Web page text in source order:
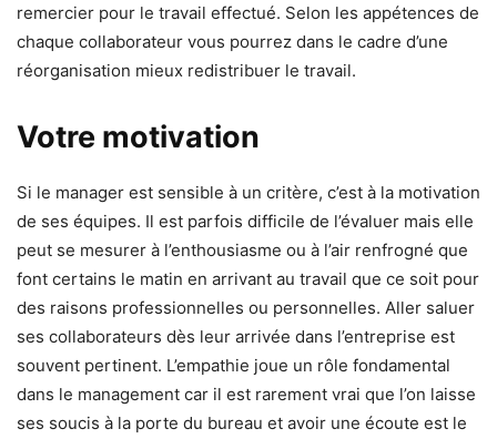
remercier pour le travail effectué. Selon les appétences de
chaque collaborateur vous pourrez dans le cadre d’une
réorganisation mieux redistribuer le travail.
Votre motivation
Si le manager est sensible à un critère, c’est à la motivation
de ses équipes. Il est parfois difficile de l’évaluer mais elle
peut se mesurer à l’enthousiasme ou à l’air renfrogné que
font certains le matin en arrivant au travail que ce soit pour
des raisons professionnelles ou personnelles. Aller saluer
ses collaborateurs dès leur arrivée dans l’entreprise est
souvent pertinent. L’empathie joue un rôle fondamental
dans le management car il est rarement vrai que l’on laisse
ses soucis à la porte du bureau et avoir une écoute est le